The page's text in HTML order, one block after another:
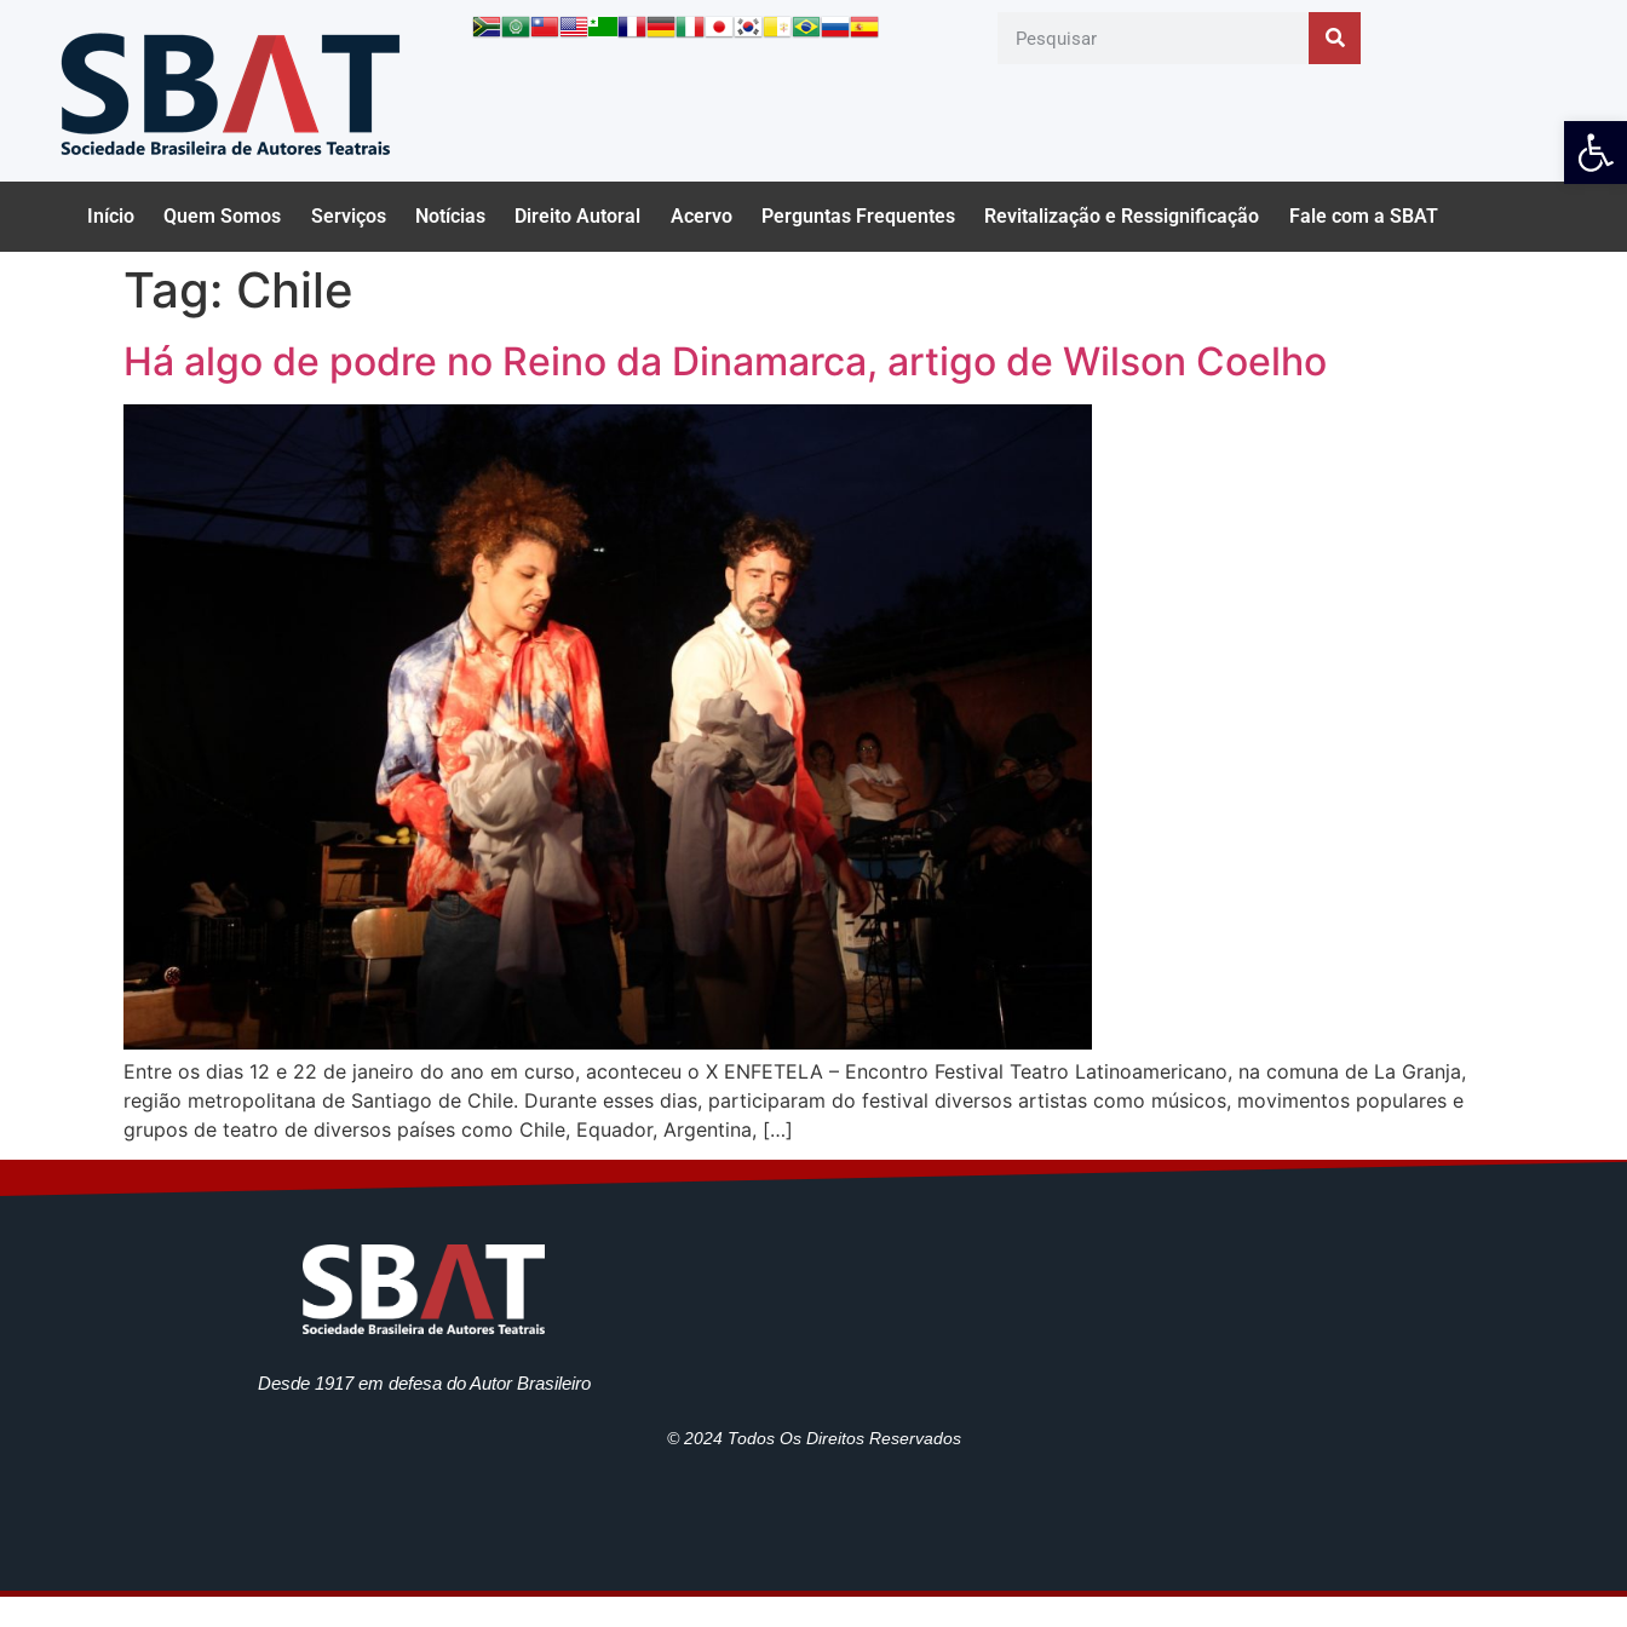
Início Quem Somos Serviços Notícias Direito Autoral Acervo Perguntas Frequentes Revitalização e Ressignificação Fale com a SBAT
Tag: Chile
Há algo de podre no Reino da Dinamarca, artigo de Wilson Coelho
Entre os dias 12 e 22 de janeiro do ano em curso, aconteceu o X ENFETELA – Encontro Festival Teatro Latinoamericano, na comuna de La Granja,
região metropolitana de Santiago de Chile. Durante esses dias, participaram do festival diversos artistas como músicos, movimentos populares e
grupos de teatro de diversos países como Chile, Equador, Argentina, […]
Desde 1917 em defesa do Autor Brasileiro
© 2024 Todos Os Direitos Reservados